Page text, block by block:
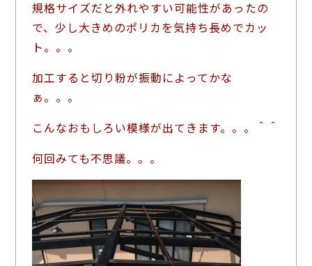
規格サイズだと外れやすい可能性があったの
で、少し大きめのポリカを気持ち長めでカッ
ト。。。
加工すると切り粉が振動によってかな
ぁ。。。
こんなおもしろい模様が出てきます。。。＾＾
何回みても不思議。。。